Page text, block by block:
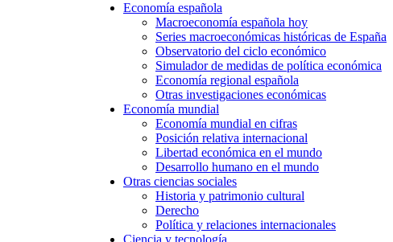
Economía española
Macroeconomía española hoy
Series macroeconómicas históricas de España
Observatorio del ciclo económico
Simulador de medidas de política económica
Economía regional española
Otras investigaciones económicas
Economía mundial
Economía mundial en cifras
Posición relativa internacional
Libertad económica en el mundo
Desarrollo humano en el mundo
Otras ciencias sociales
Historia y patrimonio cultural
Derecho
Política y relaciones internacionales
Ciencia y tecnología